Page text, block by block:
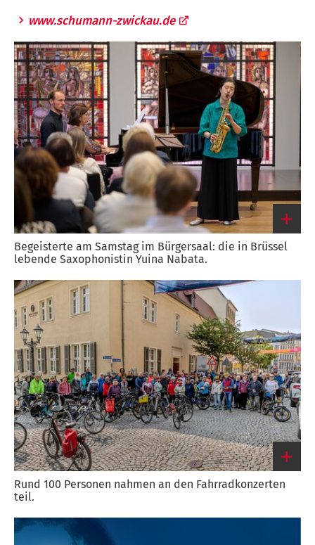
www.schumann-zwickau.de
Begeisterte am Samstag im Bürgersaal: die in Brüssel
lebende Saxophonistin Yuina Nabata.
zum
großen
Bild
Rund 100 Personen nahmen an den Fahrradkonzerten
teil.
zum
großen